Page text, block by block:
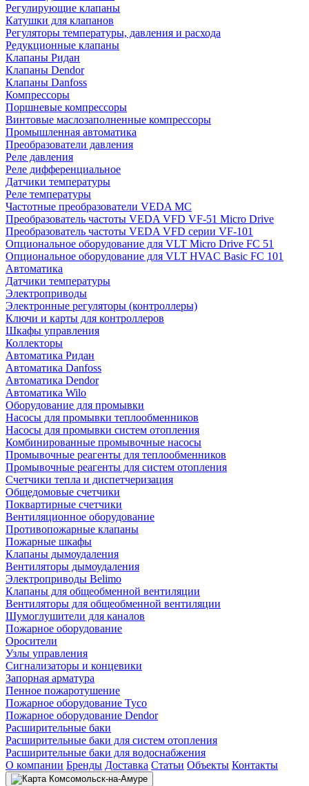
Регулирующие клапаны
Катушки для клапанов
Регуляторы температуры, давления и расхода
Редукционные клапаны
Клапаны Ридан
Клапаны Dendor
Клапаны Danfoss
Компрессоры
Поршневые компрессоры
Винтовые маслозаполненные компрессоры
Промышленная автоматика
Преобразователи давления
Реле давления
Реле дифференциальное
Датчики температуры
Реле температуры
Частотные преобразователи VEDA MC
Преобразователь частоты VEDA VFD VF-51 Micro Drive
Преобразователь частоты VEDA VFD серии VF-101
Опциональное оборудование для VLT Micro Drive FC 51
Опциональное оборудование для VLT HVAC Basic FC 101
Автоматика
Датчики температуры
Электроприводы
Электронные регуляторы (контроллеры)
Ключи и карты для контроллеров
Шкафы управления
Коллекторы
Автоматика Ридан
Автоматика Danfoss
Автоматика Dendor
Автоматика Wilo
Оборудование для промывки
Насосы для промывки теплообменников
Насосы для промывки систем отопления
Комбинированные промывочные насосы
Промывочные реагенты для теплообменников
Промывочные реагенты для систем отопления
Счетчики тепла и диспетчеризация
Общедомовые счетчики
Поквартирные счетчики
Вентиляционное оборудование
Противопожарные клапаны
Пожарные шкафы
Клапаны дымоудаления
Вентиляторы дымоудаления
Электроприводы Belimo
Клапаны для общеобменной вентиляции
Вентиляторы для общеобменной вентиляции
Шумоглушители для каналов
Пожарное оборудование
Оросители
Узлы управления
Сигнализаторы и концевики
Запорная арматура
Пенное пожаротушение
Пожарное оборудование Tyco
Пожарное оборудование Dendor
Расширительные баки
Расширительные баки для систем отопления
Расширительные баки для водоснабжения
О компании Бренды Доставка Статьи Объекты Контакты
Комсомольск-на-Амуре